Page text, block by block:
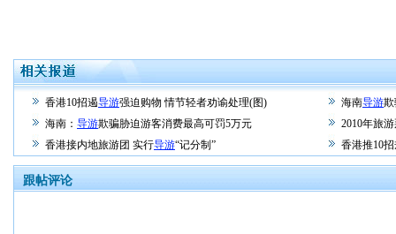
香港10招遏导游强迫购物 情节轻者劝谕处理(图) 海南导游
海南： 导游欺骗胁迫游客消费最高可罚5万元
2010年旅
香港接内地旅游团 实行导游“记分制” 香港推10
跟帖评论